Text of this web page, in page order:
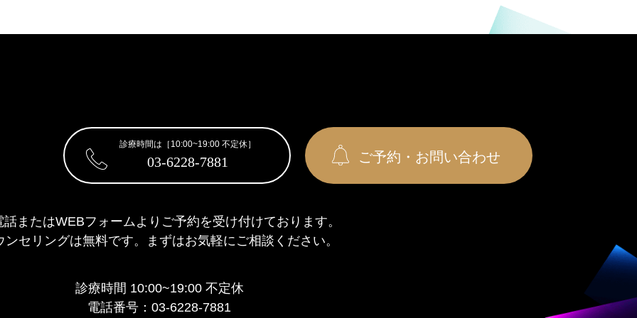
診療時間は［10:00~19:00 不定休］
03-6228-7881 ご予約・お問い合わせ
話またはWEBフォームより ご予約を受け付けております。
ンセリングは無料です。
まずはお気軽にご相談ください。
診療時間 10:00~19:00 不定休
電話番号：03-6228-7881